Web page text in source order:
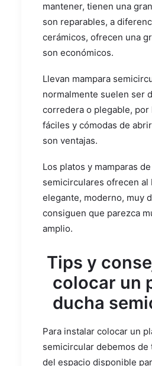
mantener, tienen una
son reparables, a
cerámicos, ofrecen una
son económicos.
Llevan mampara
normalmente suelen ser
corredera o plegable, por
fáciles y cómodas de
son ventajas.
Los platos y mamparas
semicirculares ofrecen al
elegante, moderno, muy
consiguen que parezca
amplio.
Tips y
colocar un
ducha
Para instalar colocar un
semicircular debemos de
del espacio disponible